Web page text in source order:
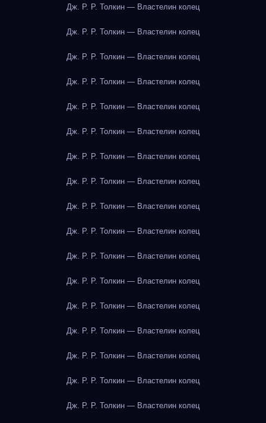
Дж. Р. Р. Толкин — Властелин колец
Дж. Р. Р. Толкин — Властелин колец
Дж. Р. Р. Толкин — Властелин колец
Дж. Р. Р. Толкин — Властелин колец
Дж. Р. Р. Толкин — Властелин колец
Дж. Р. Р. Толкин — Властелин колец
Дж. Р. Р. Толкин — Властелин колец
Дж. Р. Р. Толкин — Властелин колец
Дж. Р. Р. Толкин — Властелин колец
Дж. Р. Р. Толкин — Властелин колец
Дж. Р. Р. Толкин — Властелин колец
Дж. Р. Р. Толкин — Властелин колец
Дж. Р. Р. Толкин — Властелин колец
Дж. Р. Р. Толкин — Властелин колец
Дж. Р. Р. Толкин — Властелин колец
Дж. Р. Р. Толкин — Властелин колец
Дж. Р. Р. Толкин — Властелин колец